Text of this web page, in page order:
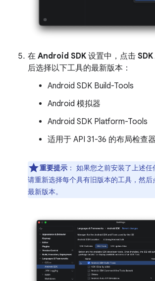
在 Android SDK 设置中，点击
后选择以下工具的最新版本：
Android SDK Build-Tools
Android 模拟器
Android SDK Platform-Tools
适用于 API 31-36 的布局检查器
重要提示 ： 如果您之前安装了上述任
请重新选择每个具有旧版本的工具，然后
最新版本。